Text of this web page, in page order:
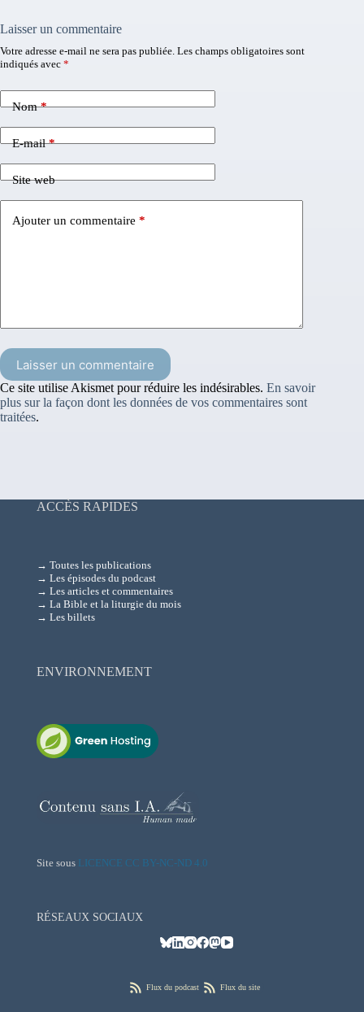
Laisser un commentaire
Votre adresse e-mail ne sera pas publiée. Les champs obligatoires sont
indiqués avec *
Nom*
E-mail*
Site web
Ajouter un commentaire *
Laisser un commentaire
Ce site utilise Akismet pour réduire les indésirables. En savoir
plus sur la façon dont les données de vos commentaires sont
traitées.
ACCÈS RAPIDES
→ Toutes les publications
→ Les épisodes du podcast
→ Les articles et commentaires
→ La Bible et la liturgie du mois
→ Les billets
ENVIRONNEMENT
Site sous LICENCE CC BY-NC-ND 4.0
RÉSEAUX SOCIAUX
Flux du podcast Flux du site